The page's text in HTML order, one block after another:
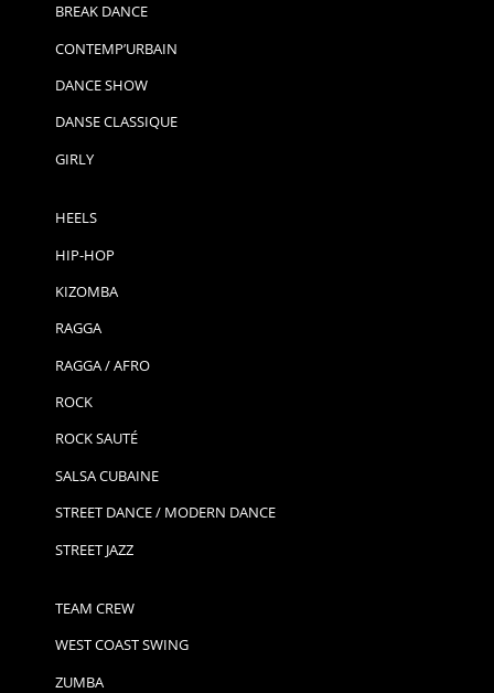
BREAK DANCE
CONTEMP’URBAIN
DANCE SHOW
DANSE CLASSIQUE
GIRLY
HEELS
HIP-HOP
KIZOMBA
RAGGA
RAGGA / AFRO
ROCK
ROCK SAUTÉ
SALSA CUBAINE
STREET DANCE / MODERN DANCE
STREET JAZZ
TEAM CREW
WEST COAST SWING
ZUMBA